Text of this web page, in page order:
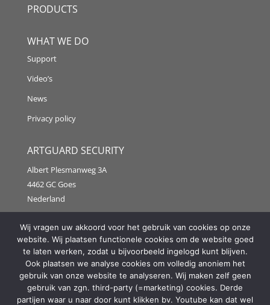
PRODUCTS
WHAT WE DO
Support
Video’s
News
Privacy policy
ARTGUARD SECURITY
Albert Plesmanweg 3A
4462 GC Goes
Nederland
Tel: +31 (0) 113 313151
E-mail:info@artguardsecurity.eu
Copyright @2021 Artguard Security | Made in cooperation
Wij vragen uw akkoord voor het gebruik van cookies op onze
website. Wij plaatsen functionele cookies om de website goed
te laten werken, zodat u bijvoorbeeld ingelogd kunt blijven.
Ook plaatsen we analyse cookies om volledig anoniem het
gebruik van onze website te analyseren. Wij maken zelf geen
gebruik van zgn. third-party (=marketing) cookies. Derde
partijen waar u naar door kunt klikken bv. Youtube kan dat wel